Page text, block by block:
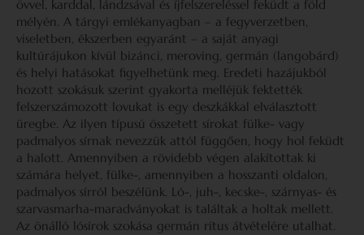
övvel, karddal, lándzsával és íjfelszereléssel feküdt a föld
mélyén. A tárgyi emlékanyagban – a fegyverzetben,
viseletben, ékszerben egyaránt – a saját anyagi
kultúrájukon kívül bizánci, meroving, germán (langobárd)
és helyi hatásokat figyelhetünk meg. Eredeti hazájukból
hozott szokásuk szerint gyakorta melléjük fektették
felszerszámozott lovukat is egy deszkákkal elválasztott
üregbe. Az ilyen típusú összetett sírokat fülke- vagy
padmalyos sírnak nevezzük attól függően, hogy hol feküdt
a halott. Amennyiben a rövidebb végen alakítottak ki
számára helyet, fülke-, amennyiben a hosszanti oldalon,
padmalyos sírról beszélünk. Ló-, juh-, kecske-, szárnyas- és
szarvasmarha-maradványokat is találtak a holtak mellett.
Az önálló lósírok szokása germán rítus átvételére utalhat.